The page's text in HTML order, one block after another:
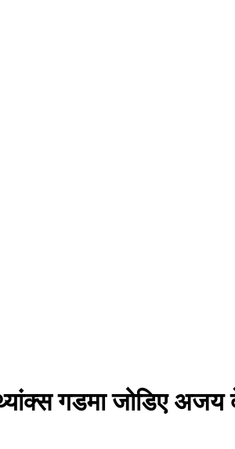
गडमा जोडिए अजय